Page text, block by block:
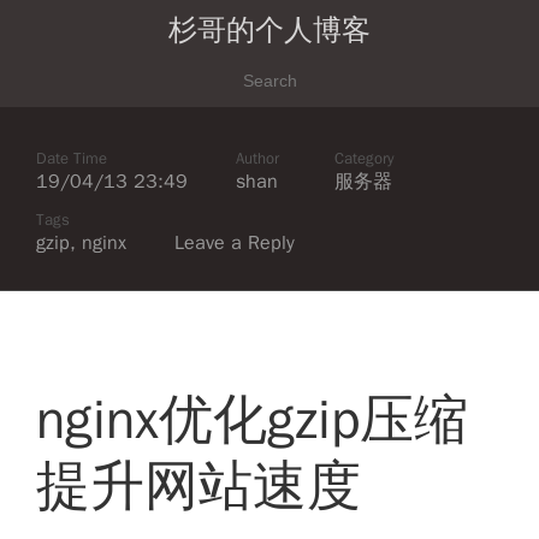
杉哥的个人博客
Date Time
19/04/13 23:49
Author
shan
Category
服务器
Tags
gzip, nginx Leave a Reply
nginx优化gzip压缩
提升网站速度